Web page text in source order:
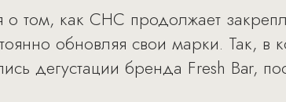
о том, как СНС продолжает
обновляя свои марки. Так, в
дегустации бренда Fresh Bar,